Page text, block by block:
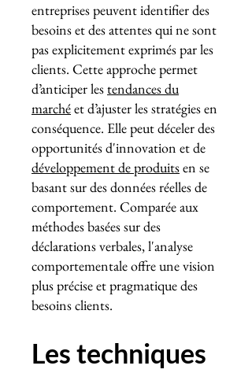
entreprises peuvent identifier des
besoins et des attentes qui ne sont
pas explicitement exprimés par les
clients. Cette approche permet
d’anticiper lestendances du
marchéet d’ajuster les stratégies en
conséquence. Elle peut déceler des
opportunités d'innovation et de
développement de produitsen se
basant sur des données réelles de
comportement. Comparée aux
méthodes basées sur des
déclarations verbales, l'analyse
comportementale offre une vision
plus précise et pragmatique des
besoins clients.
Les techniques